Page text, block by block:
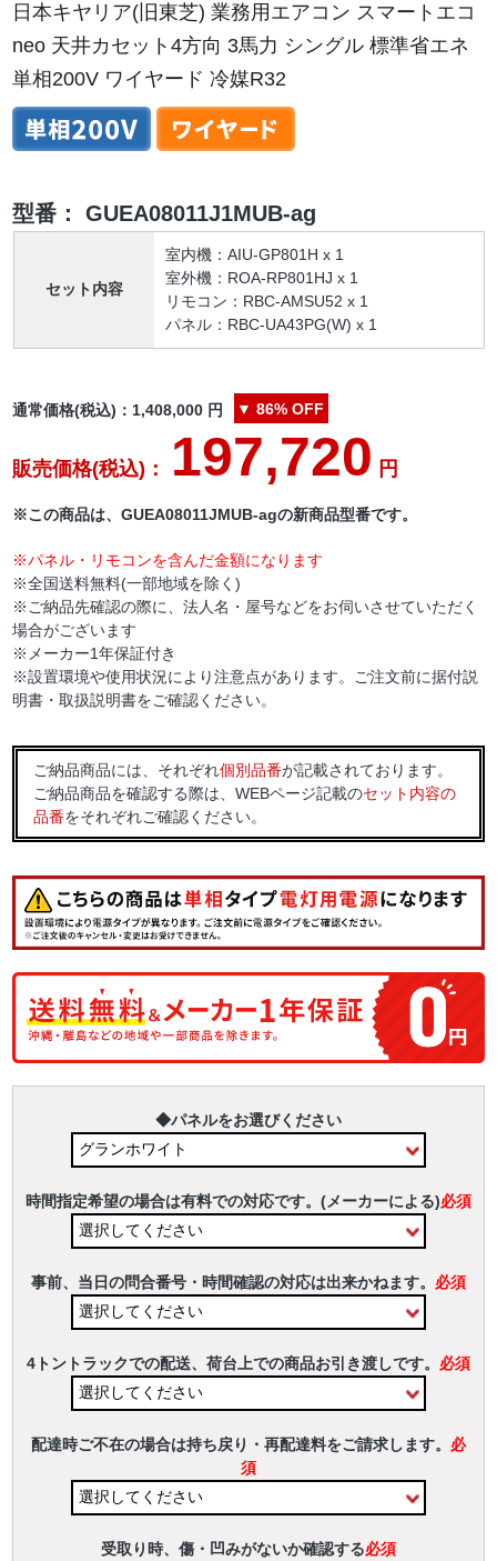
日本キヤリア(旧東芝) 業務用エアコン スマートエコ
neo 天井カセット4方向 3馬力 シングル 標準省エネ
単相200V ワイヤード 冷媒R32
型番： GUEA08011J1MUB-ag
セット内容
室内機：AIU-GP801H x 1
室外機：ROA-RP801HJ x 1
リモコン：RBC-AMSU52 x 1
パネル：RBC-UA43PG(W) x 1
通常価格(税込)：1,408,000 円 ▼ 86% OFF
販売価格(税込)： 197,720 円
※この商品は、GUEA08011JMUB-agの新商品型番です。
※パネル・リモコンを含んだ金額になります
※全国送料無料(一部地域を除く)
※ご納品先確認の際に、法人名・屋号などをお伺いさせていただく
場合がございます
※メーカー1年保証付き
※設置環境や使用状況により注意点があります。ご注文前に据付説
明書・取扱説明書をご確認ください。
ご納品商品には、それぞれ個別品番が記載されております。
ご納品商品を確認する際は、WEBページ記載のセット内容の
品番をそれぞれご確認ください。
◆パネルをお選びください
時間指定希望の場合は有料での対応です。(メーカーによる)必須
事前、当日の問合番号・時間確認の対応は出来かねます。 必須
4トントラックでの配送、荷台上での商品お引き渡しです。 必須
配達時ご不在の場合は持ち戻り・再配達料をご請求します。 必
須
受取り時、傷・凹みがないか確認する必須